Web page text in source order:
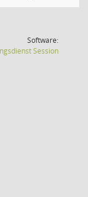
Software:
Session(Wird in